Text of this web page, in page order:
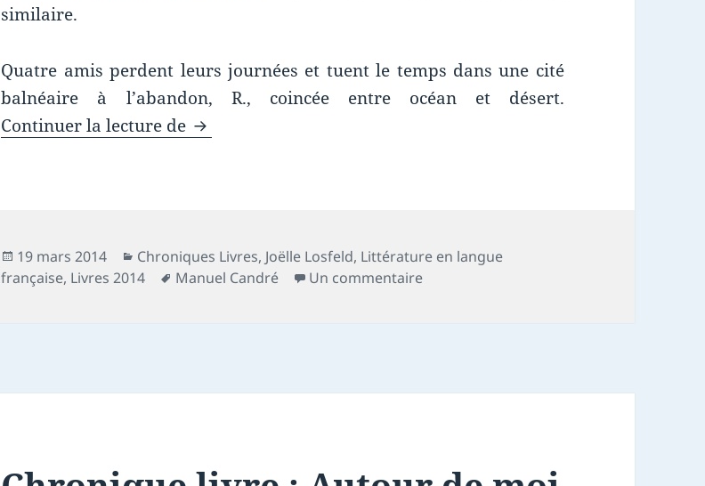
similaire.
Quatre amis perdent leurs journées et tuent le temps dans une cité
balnéaire à l’abandon, R., coincée entre océan et désert.
Continuer la lecture de Chronique livre : Le portique du front de mer
Publié
le
19 mars 2014 Catégories
Chroniques Livres, Joëlle Losfeld, Littérature en langue
française, Livres 2014
Mots-
Manuel Candré Un commentairesur Chronique livre : Le portique du front